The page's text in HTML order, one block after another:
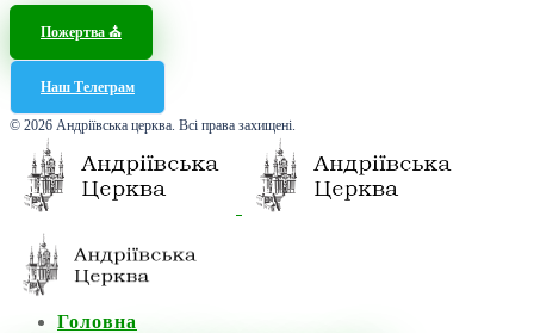
Пожертва ⛪️
Наш Телеграм
© 2026 Андріївська церква. Всі права захищені.
Головна